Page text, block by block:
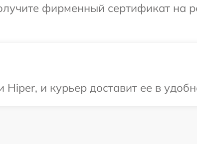
фирменный сертификат на
и курьер доставит ее в